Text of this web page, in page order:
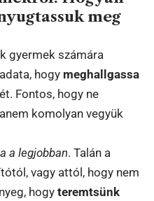
meg
gyermek számára
hogy meghallgassa
Fontos, hogy ne
komolyan vegyük
a legjobban. Talán a
vagy attól, hogy nem
hogy teremtsünk